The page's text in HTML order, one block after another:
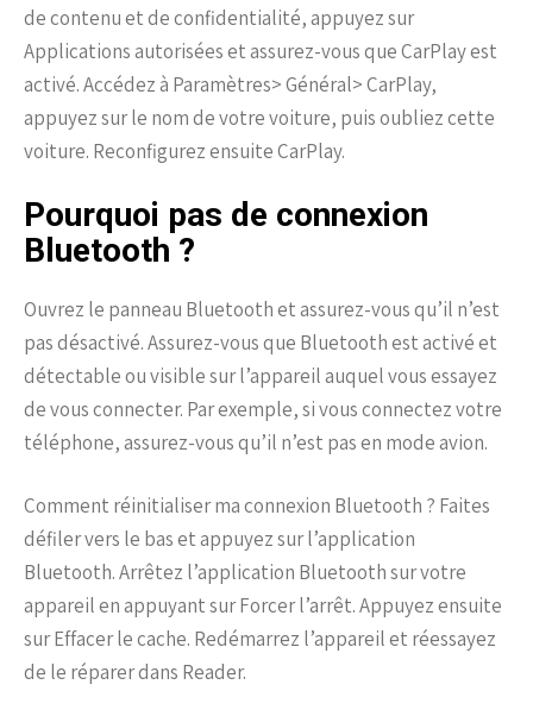
de contenu et de confidentialité, appuyez sur
Applications autorisées et assurez-vous que CarPlay est
activé. Accédez à Paramètres> Général> CarPlay,
appuyez sur le nom de votre voiture, puis oubliez cette
voiture. Reconfigurez ensuite CarPlay.
Pourquoi pas de connexion
Bluetooth ?
Ouvrez le panneau Bluetooth et assurez-vous qu’il n’est
pas désactivé. Assurez-vous que Bluetooth est activé et
détectable ou visible sur l’appareil auquel vous essayez
de vous connecter. Par exemple, si vous connectez votre
téléphone, assurez-vous qu’il n’est pas en mode avion.
Comment réinitialiser ma connexion Bluetooth ? Faites
défiler vers le bas et appuyez sur l’application
Bluetooth. Arrêtez l’application Bluetooth sur votre
appareil en appuyant sur Forcer l’arrêt. Appuyez ensuite
sur Effacer le cache. Redémarrez l’appareil et réessayez
de le réparer dans Reader.